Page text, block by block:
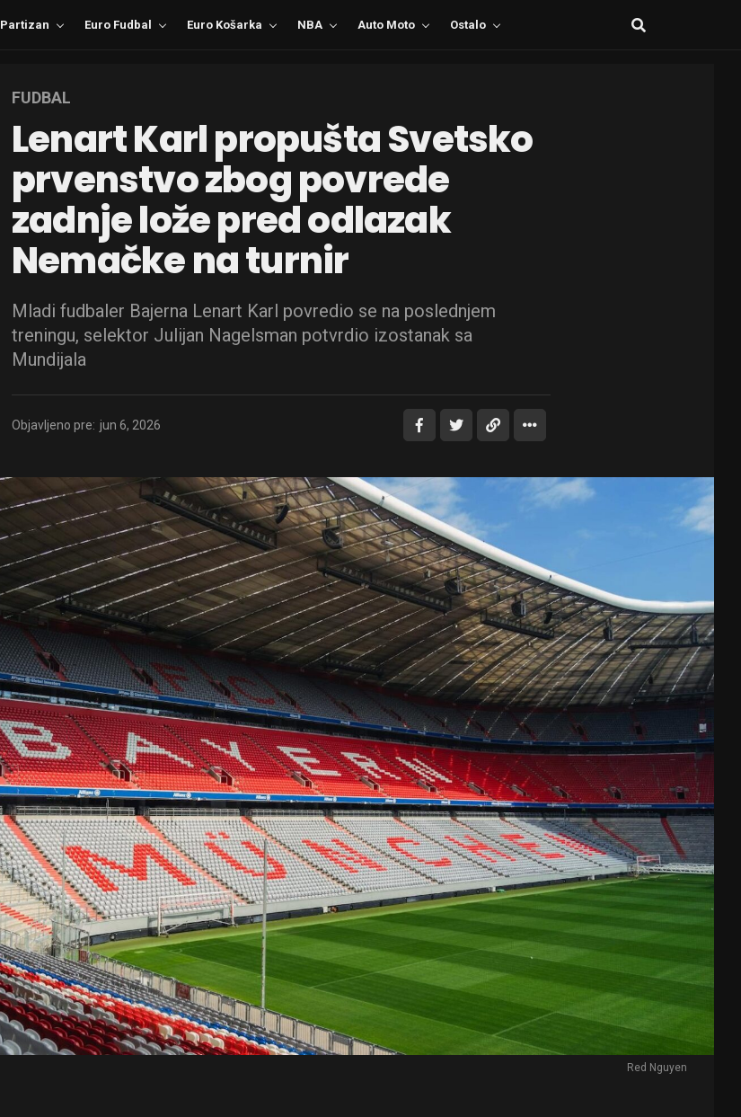
Partizan Euro Fudbal Euro Košarka NBA Auto Moto Ostalo
FUDBAL
Lenart Karl propušta Svetsko
prvenstvo zbog povrede
zadnje lože pred odlazak
Nemačke na turnir
Mladi fudbaler Bajerna Lenart Karl povredio se na poslednjem
treningu, selektor Julijan Nagelsman potvrdio izostanak sa
Mundijala
Objavljeno pre: jun 6, 2026
Red Nguyen